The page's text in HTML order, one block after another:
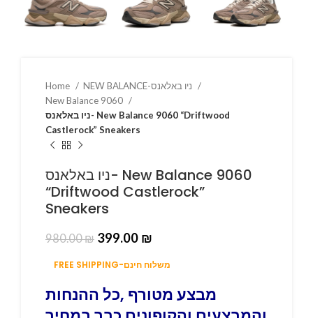
Home
New Balance 9060
ניו באלאנס- New Balance 9060 “Driftwood
Castlerock” Sneakers
ניו באלאנס- New Balance 9060
“Driftwood Castlerock”
Sneakers
980.00₪ 399.00 ₪
FREE SHIPPING-משלוח חינם
מבצע מטורף ,כל ההנחות